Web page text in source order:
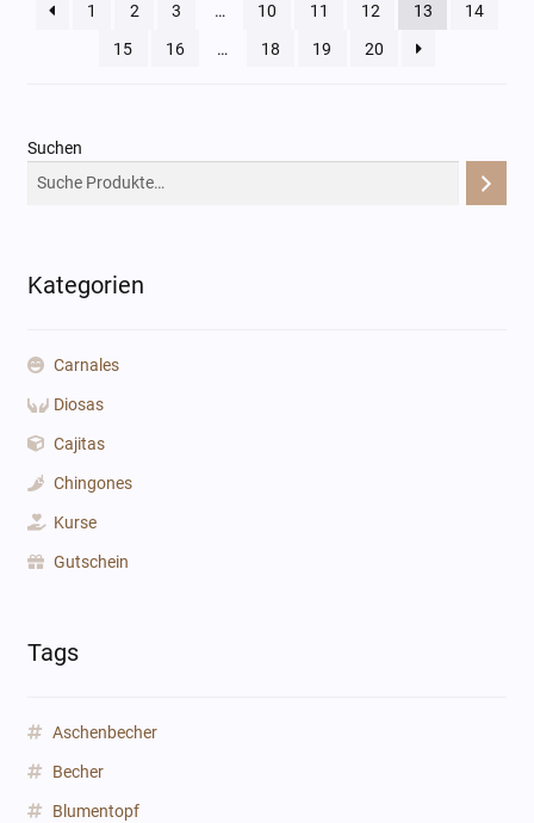
1 2 3 … 10 11 12 13
14
15
16 … 18 19 20
Suchen
Kategorien
Carnales
Diosas
Cajitas
Chingones
Kurse
Gutschein
Tags
Aschenbecher
Becher
Blumentopf